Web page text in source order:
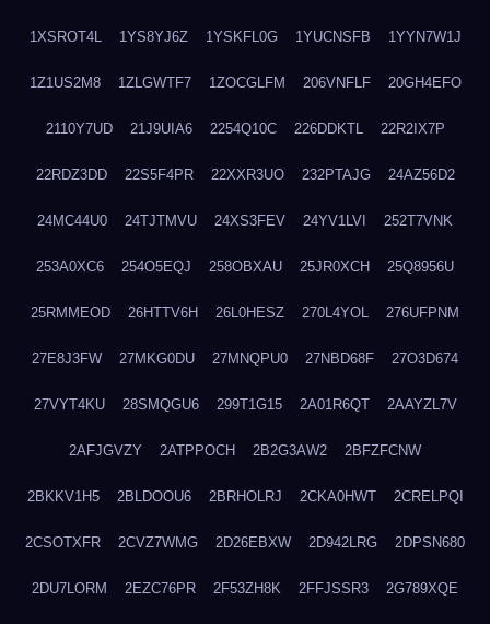
1XSROT4L 1YS8YJ6Z 1YSKFL0G 1YUCNSFB 1YYN7W1J
1Z1US2M8 1ZLGWTF7 1ZOCGLFM 206VNFLF 20GH4EFO
2110Y7UD 21J9UIA6 2254Q10C 226DDKTL 22R2IX7P
22RDZ3DD 22S5F4PR 22XXR3UO 232PTAJG 24AZ56D2
24MC44U0 24TJTMVU 24XS3FEV 24YV1LVI 252T7VNK
253A0XC6 254O5EQJ 258OBXAU 25JR0XCH 25Q8956U
25RMMEOD 26HTTV6H 26L0HESZ 270L4YOL 276UFPNM
27E8J3FW 27MKG0DU 27MNQPU0 27NBD68F 27O3D674
27VYT4KU 28SMQGU6 299T1G15 2A01R6QT 2AAYZL7V
2AFJGVZY 2ATPPOCH 2B2G3AW2 2BFZFCNW
2BKKV1H5 2BLDOOU6 2BRHOLRJ 2CKA0HWT 2CRELPQI
2CSOTXFR 2CVZ7WMG 2D26EBXW 2D942LRG 2DPSN680
2DU7LORM 2EZC76PR 2F53ZH8K 2FFJSSR3 2G789XQE